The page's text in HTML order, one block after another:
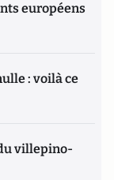
européens
: voilà ce
villepino-